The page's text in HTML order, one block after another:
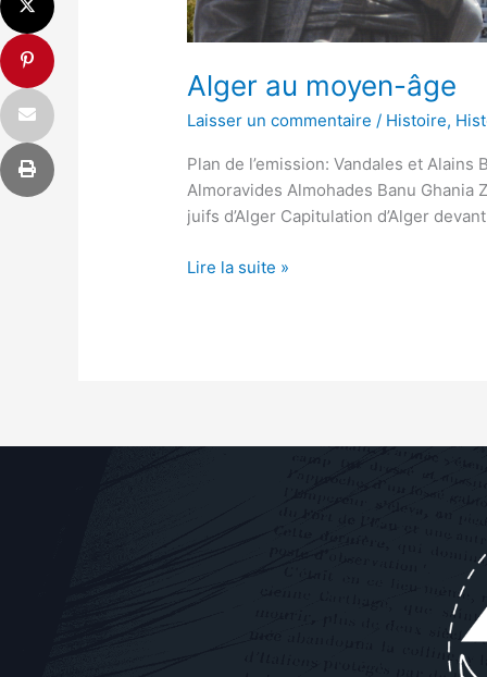
Alger au moyen-âge
Laisser un commentaire / Histoire,
Plan de l’emission: Vandales et
Almoravides Almohades Banu Ghania
juifs d’Alger Capitulation d’Alger
Lire la suite »